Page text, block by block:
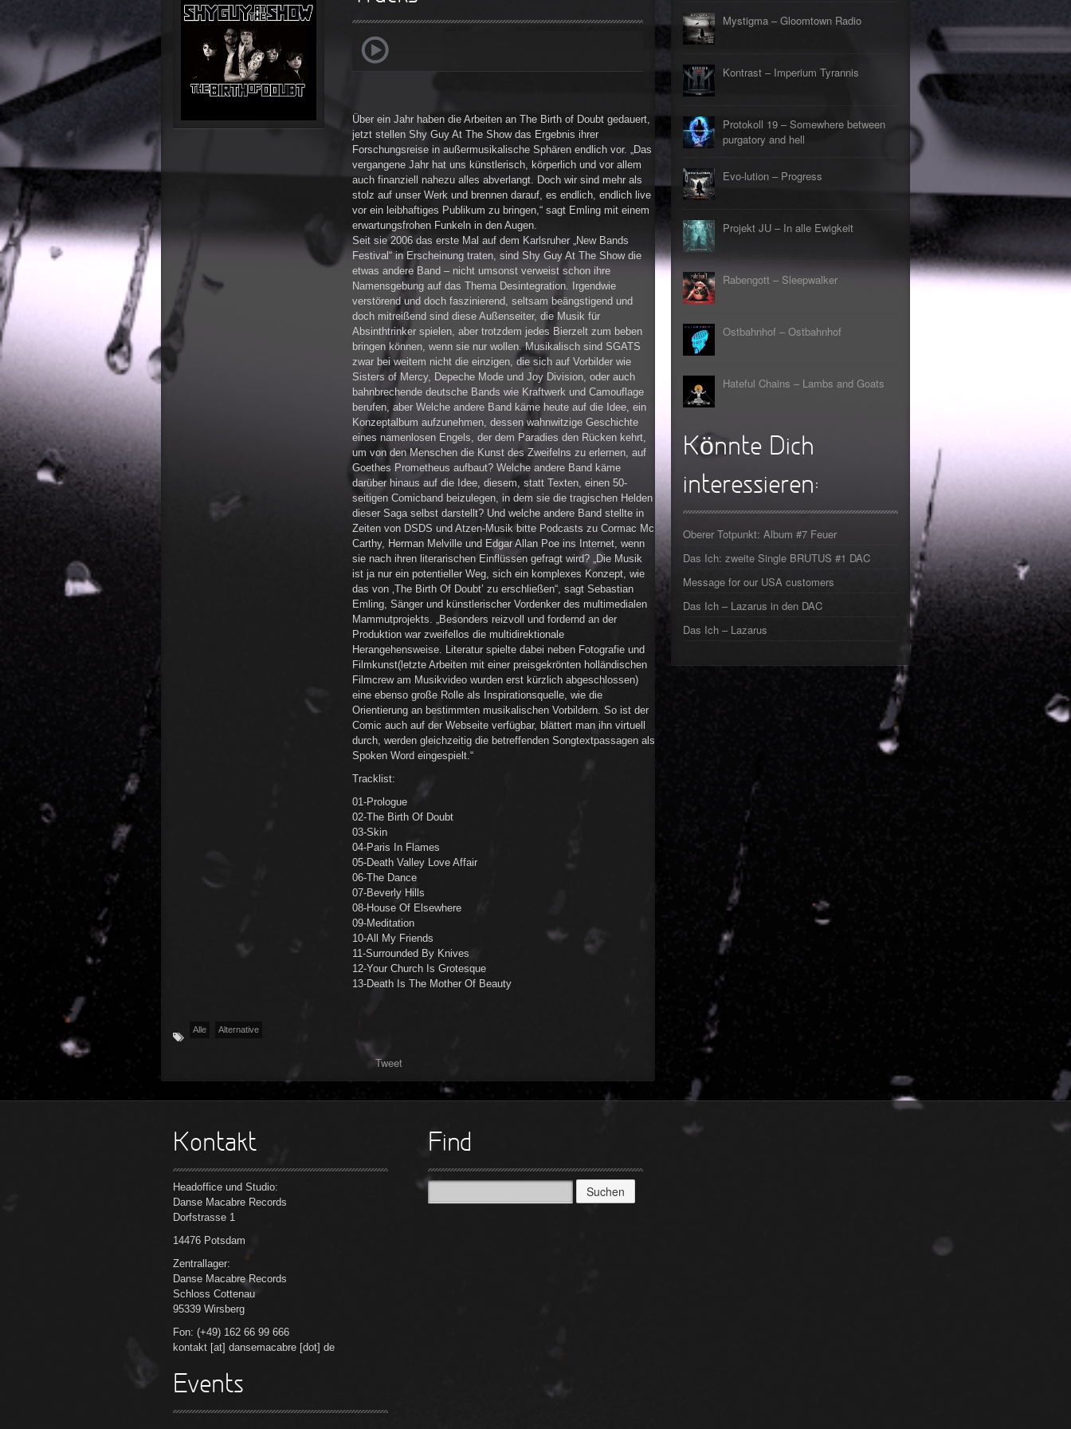
► Zeit verfliegt
Oberer Totpunkt
► Untergehen
Oberer Totpunkt
► Geisterfahrt
► Gevatter Tod
Oberer Totpunkt
►
►
►
►
►
►
►
►
►
►
Über ein Jahr haben die Arbeiten an The Birth of Doubt gedauert,
jetzt stellen Shy Guy At The Show das Ergebnis ihrer
Forschungsreise in außermusikalische Sphären endlich vor. „Das
vergangene Jahr hat uns künstlerisch, körperlich und vor allem
auch finanziell nahezu alles abverlangt. Doch wir sind mehr als
stolz auf unser Werk und brennen darauf, es endlich, endlich live
vor ein leibhaftiges Publikum zu bringen,“ sagt Emling mit einem
erwartungsfrohen Funkeln in den Augen.
Seit sie 2006 das erste Mal auf dem Karlsruher „New Bands
Festival“ in Erscheinung traten, sind Shy Guy At The Show die
etwas andere Band – nicht umsonst verweist schon ihre
Namensgebung auf das Thema Desintegration. Irgendwie
verstörend und doch faszinierend, seltsam beängstigend und
doch mitreißend sind diese Außenseiter, die Musik für
Absinthtrinker spielen, aber trotzdem jedes Bierzelt zum beben
bringen können, wenn sie nur wollen. Musikalisch sind SGATS
zwar bei weitem nicht die einzigen, die sich auf Vorbilder wie
Sisters of Mercy, Depeche Mode und Joy Division, oder auch
bahnbrechende deutsche Bands wie Kraftwerk und Camouflage
berufen, aber Welche andere Band käme heute auf die Idee, ein
Konzeptalbum aufzunehmen, dessen wahnwitzige Geschichte
eines namenlosen Engels, der dem Paradies den Rücken kehrt,
um von den Menschen die Kunst des Zweifelns zu erlernen, auf
Goethes Prometheus aufbaut? Welche andere Band käme
darüber hinaus auf die Idee, diesem, statt Texten, einen 50-
seitigen Comicband beizulegen, in dem sie die tragischen Helden
dieser Saga selbst darstellt? Und welche andere Band stellte in
Zeiten von DSDS und Atzen-Musik bitte Podcasts zu Cormac Mc
Carthy, Herman Melville und Edgar Allan Poe ins Internet, wenn
sie nach ihren literarischen Einflüssen gefragt wird? „Die Musik
ist ja nur ein potentieller Weg, sich ein komplexes Konzept, wie
das von ‚The Birth Of Doubt’ zu erschließen“, sagt Sebastian
Emling, Sänger und künstlerischer Vordenker des multimedialen
Mammutprojekts. „Besonders reizvoll und fordernd an der
Produktion war zweifellos die multidirektionale
Herangehensweise. Literatur spielte dabei neben Fotografie und
Filmkunst(letzte Arbeiten mit einer preisgekrönten holländischen
Filmcrew am Musikvideo wurden erst kürzlich abgeschlossen)
eine ebenso große Rolle als Inspirationsquelle, wie die
Orientierung an bestimmten musikalischen Vorbildern. So ist der
Comic auch auf der Webseite verfügbar, blättert man ihn virtuell
durch, werden gleichzeitig die betreffenden Songtextpassagen als
Spoken Word eingespielt.“
Tracklist:
01-Prologue
02-The Birth Of Doubt
03-Skin
04-Paris In Flames
05-Death Valley Love Affair
06-The Dance
07-Beverly Hills
08-House Of Elsewhere
09-Meditation
10-All My Friends
11-Surrounded By Knives
12-Your Church Is Grotesque
13-Death Is The Mother Of Beauty
Alle Alternative
Tweet
Mystigma – Gloomtown Radio
Kontrast – Imperium Tyrannis
Protokoll 19 – Somewhere between
purgatory and hell
Evo-lution – Progress
Projekt JU – In alle Ewigkeit
Rabengott – Sleepwalker
Ostbahnhof – Ostbahnhof
Hateful Chains – Lambs and Goats
Könnte Dich
interessieren:
Oberer Totpunkt: Album #7 Feuer
Das Ich: zweite Single BRUTUS #1 DAC
Message for our USA customers
Das Ich – Lazarus in den DAC
Das Ich – Lazarus
Kontakt
Headoffice und Studio:
Danse Macabre Records
Dorfstrasse 1
14476 Potsdam
Zentrallager:
Danse Macabre Records
Schloss Cottenau
95339 Wirsberg
Fon: (+49) 162 66 99 666
kontakt [at] dansemacabre [dot] de
Events
Find
Suchen
nach: